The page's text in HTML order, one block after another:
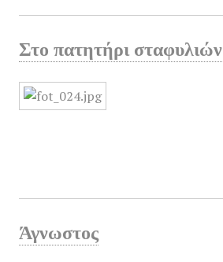
Στο πατητήρι σταφυλιών
Άγνωστος